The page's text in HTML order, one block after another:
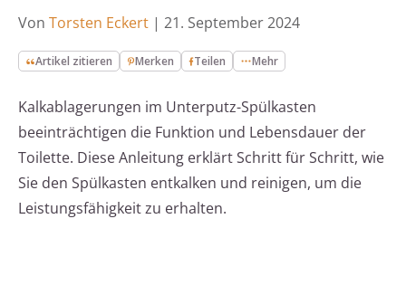
Von Torsten Eckert | 21. September 2024
Artikel zitieren Merken Teilen Mehr
Kalkablagerungen im Unterputz-Spülkasten
beeinträchtigen die Funktion und Lebensdauer der
Toilette. Diese Anleitung erklärt Schritt für Schritt, wie
Sie den Spülkasten entkalken und reinigen, um die
Leistungsfähigkeit zu erhalten.